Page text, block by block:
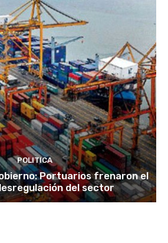
POLITICA
Portuarios frenaron el
del sector